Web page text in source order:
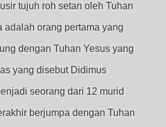
tujuh roh setan oleh Tuhan
adalah orang pertama yang
dengan Tuhan Yesus yang
yang disebut Didimus
seorang dari 12 murid
berjumpa dengan Tuhan